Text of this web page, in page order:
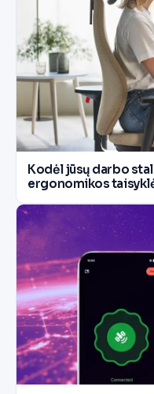
Kodėl jūsų darbo
ergonomikos